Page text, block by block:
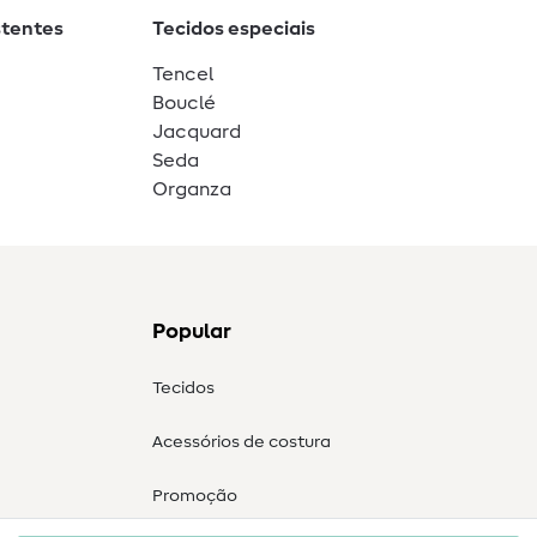
Tecidos especiais
Tencel
Bouclé
Jacquard
Seda
Organza
Popular
Tecidos
Acessórios de costura
Promoção